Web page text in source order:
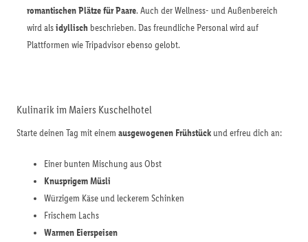
romantischen Plätze für Paare. Auch der Wellness- und Außenbereich
wird alsidyllisch beschrieben. Das freundliche Personal wird auf
Plattformen wie Tripadvisor ebenso gelobt.
Kulinarik im Maiers Kuschelhotel
Starte deinen Tag mit einem ausgewogenen Frühstück und erfreu dich an:
Einer bunten Mischung aus Obst
Knusprigem Müsli
Würzigem Käse und leckerem Schinken
Frischem Lachs
Warmen Eierspeisen